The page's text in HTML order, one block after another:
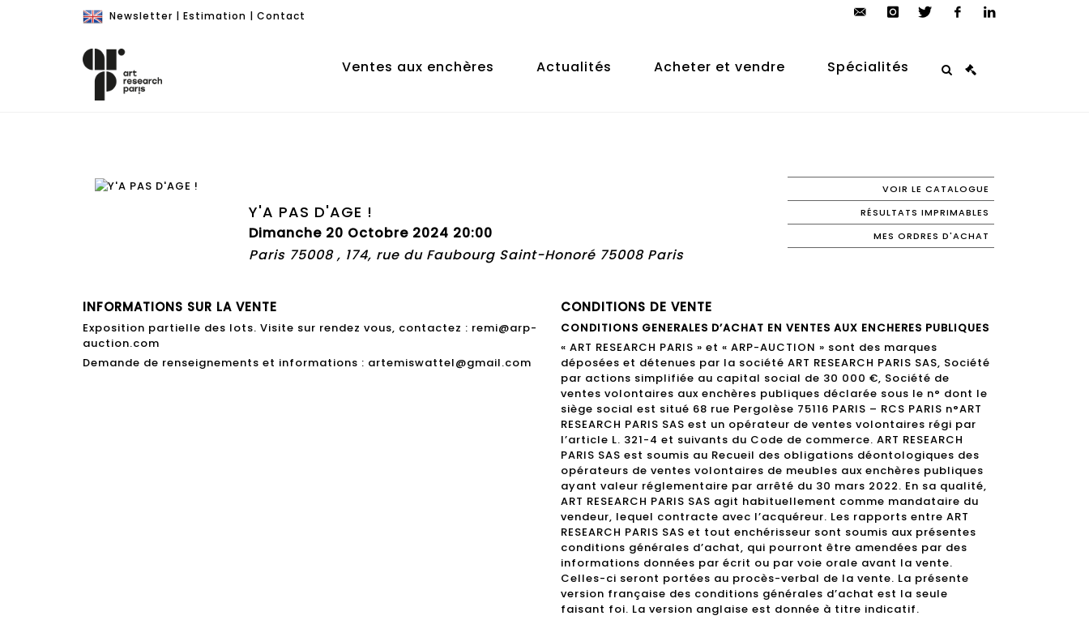
Newsletter | Estimation | Contact
auction.com
Ventes aux enchères Actualités Acheter et vendre Spécialités
Y'A PAS D'AGE !
Dimanche 20 Octobre 2024 20:00
Paris 75008 , 174, rue du Faubourg Saint-Honoré 75008 Paris
VOIR LE CATALOGUE
RÉSULTATS IMPRIMABLES
MES ORDRES D'ACHAT
INFORMATIONS SUR LA VENTE
Exposition partielle des lots. Visite sur rendez vous, contactez : remi@arp-
auction.com
Demande de renseignements et informations : artemiswattel@gmail.com
CONDITIONS DE VENTE
CONDITIONS GENERALES D’ACHAT EN VENTES AUX ENCHERES PUBLIQUES
« ART RESEARCH PARIS » et « ARP-AUCTION » sont des marques
déposées et détenues par la société ART RESEARCH PARIS SAS, Société
par actions simplifiée au capital social de 30 000 €, Société de
ventes volontaires aux enchères publiques déclarée sous le n° dont le
siège social est situé 68 rue Pergolèse 75116 PARIS – RCS PARIS n°ART
RESEARCH PARIS SAS est un opérateur de ventes volontaires régi par
l’article L. 321-4 et suivants du Code de commerce. ART RESEARCH
PARIS SAS est soumis au Recueil des obligations déontologiques des
opérateurs de ventes volontaires de meubles aux enchères publiques
ayant valeur réglementaire par arrêté du 30 mars 2022. En sa qualité,
ART RESEARCH PARIS SAS agit habituellement comme mandataire du
vendeur, lequel contracte avec l’acquéreur. Les rapports entre ART
RESEARCH PARIS SAS et tout enchérisseur sont soumis aux présentes
conditions générales d’achat, qui pourront être amendées par des
informations données par écrit ou par voie orale avant la vente.
Celles-ci seront portées au procès-verbal de la vente. La présente
version française des conditions générales d’achat est la seule
faisant foi. La version anglaise est donnée à titre indicatif.